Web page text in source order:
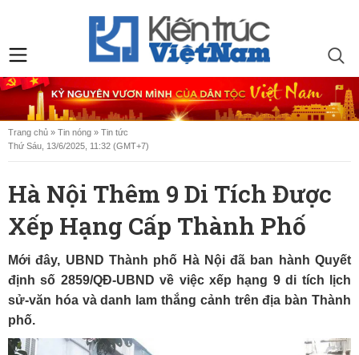
Trang chủ » Tin nóng » Tin tức
Thứ Sáu, 13/6/2025, 11:32 (GMT+7)
Hà Nội Thêm 9 Di Tích Được
Xếp Hạng Cấp Thành Phố
Mới đây, UBND Thành phố Hà Nội đã ban hành Quyết
định số 2859/QĐ-UBND về việc xếp hạng 9 di tích lịch
sử-văn hóa và danh lam thắng cảnh trên địa bàn Thành
phố.